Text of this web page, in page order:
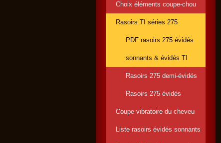
Choix éléments coupe-chou
Rasoirs TI séries 275
PDF rasoirs 275 évidés
sonnants & évidés TI
Rasoirs 275 demi-évidés
Rasoirs 275 évidés
Coupe vibratoire du cheveu
Liste rasoirs évidés sonnants